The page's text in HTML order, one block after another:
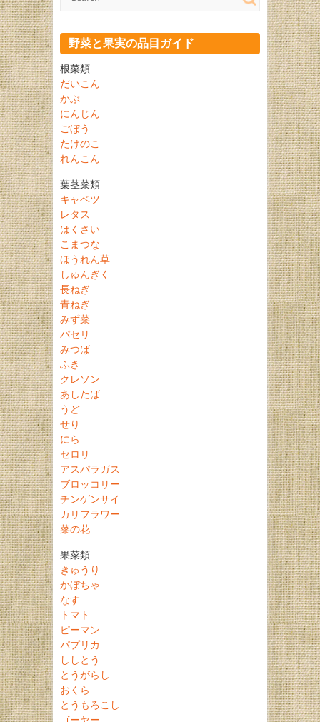
野菜と果実の品目ガイド
根菜類
だいこん
かぶ
にんじん
ごぼう
たけのこ
れんこん
葉茎菜類
キャベツ
レタス
はくさい
こまつな
ほうれん草
しゅんぎく
長ねぎ
青ねぎ
みず菜
パセリ
みつば
ふき
クレソン
あしたば
うど
せり
にら
セロリ
アスパラガス
ブロッコリー
チンゲンサイ
カリフラワー
菜の花
果菜類
きゅうり
かぼちゃ
なす
トマト
ピーマン
パプリカ
ししとう
とうがらし
おくら
とうもろこし